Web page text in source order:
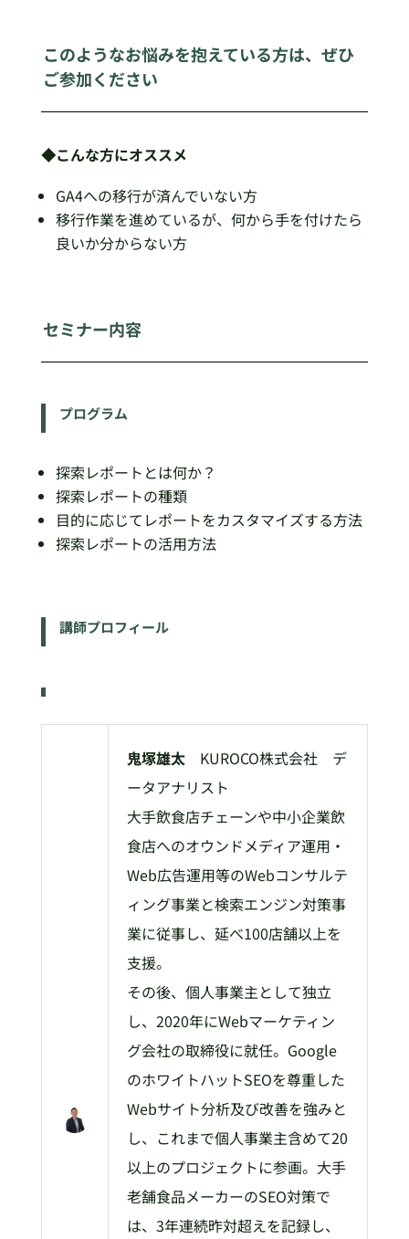
このようなお悩みを抱えている方は、ぜひ
ご参加ください
◆こんな方にオススメ
GA4への移行が済んでいない方
移行作業を進めているが、何から手を付けたら
良いか分からない方
セミナー内容
プログラム
探索レポートとは何か？
探索レポートの種類
目的に応じてレポートをカスタマイズする方法
探索レポートの活用方法
講師プロフィール
鬼塚雄太KUROCO株式会社 デ
ータアナリスト
大手飲食店チェーンや中小企業飲
食店へのオウンドメディア運用・
Web広告運用等のWebコンサルテ
ィング事業と検索エンジン対策事
業に従事し、延べ100店舗以上を
支援。
その後、個人事業主として独立
し、2020年にWebマーケティン
グ会社の取締役に就任。Google
のホワイトハットSEOを尊重した
Webサイト分析及び改善を強みと
し、これまで個人事業主含めて20
以上のプロジェクトに参画。大手
老舗食品メーカーのSEO対策で
は、3年連続昨対超えを記録し、